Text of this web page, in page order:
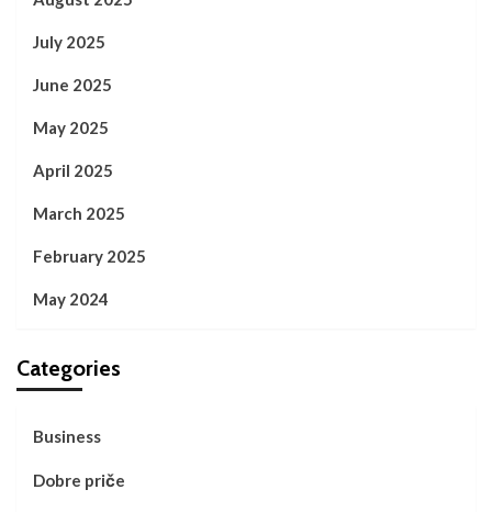
July 2025
June 2025
May 2025
April 2025
March 2025
February 2025
May 2024
Categories
Business
Dobre priče